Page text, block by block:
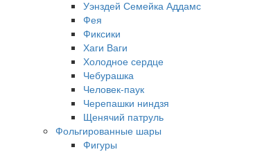
Уэнздей Семейка Аддамс
Фея
Фиксики
Хаги Ваги
Холодное сердце
Чебурашка
Человек-паук
Черепашки ниндзя
Щенячий патруль
Фольгированные шары
Фигуры